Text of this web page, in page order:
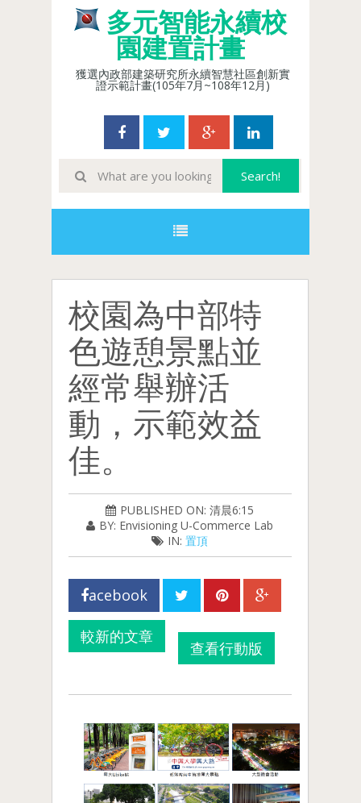
多元智能永續校
園建置計畫
獲選內政部建築研究所永續智慧社區創新實
證示範計畫(105年7月~108年12月)
校園為中部特
色遊憩景點並
經常舉辦活
動，示範效益
佳。
PUBLISHED ON: 清晨6:15
BY: Envisioning U-Commerce Lab
IN:置頂
acebook
較新的文章
查看行動版